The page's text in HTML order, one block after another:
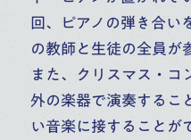
回、ピアノの弾き合い
の教師と生徒の全員が
また、クリスマス・コ
外の楽器で演奏するこ
い音楽に接することが